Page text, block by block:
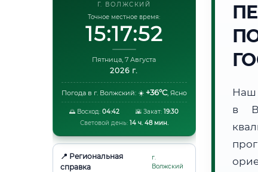
Г. ВОЛЖСКИЙ
Точное местное время:
15:17:53
Пятница, 7 Августа
2026 г.
Погода в г. Волжский: ☀️ +36°C, Ясно
🌅 Восход: 04:42 🌇 Закат: 19:30
Световой день: 14 ч. 48 мин.
📍 Региональная
справка
г.
Волжский
Наш
в